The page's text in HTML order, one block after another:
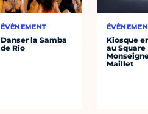
ÉVÈNEMENT
Danser la Samba
de Rio
Kiosque
au Square
Maillet